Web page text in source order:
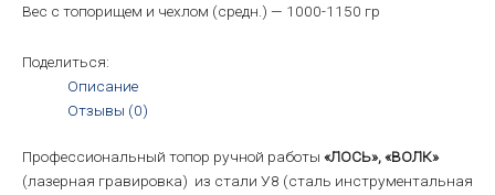
Вес с топорищем и чехлом (средн.) — 1000-1150 гр
Поделиться:
Описание
Отзывы (0)
Профессиональный топор ручной работы «ЛОСЬ», «ВОЛК»
(лазерная гравировка) из стали У8 (сталь инструментальная